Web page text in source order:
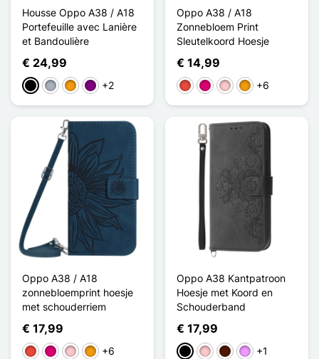
Housse Oppo A38 / A18
Portefeuille avec Lanière
et Bandoulière
€ 24,99
ZwartGrijsOranjePurper
+2
Oppo A38 / A18
Zonnebloem Print
Sleutelkoord Hoesje
€ 14,99
RoodMagenta
RozeOranje
+6
Oppo A38 / A18
zonnebloemprint hoesje
met schouderriem
€ 17,99
RoodMagenta
RozeOranje
+6
Oppo A38 Kantpatroon
Hoesje met Koord en
Schouderband
€ 17,99
ZwartRozeDonkerbruin
Licht Violet
+1